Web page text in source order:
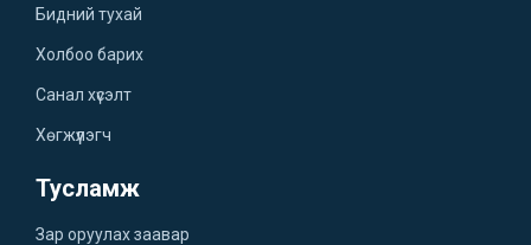
Бидний тухай
Холбоо барих
Санал хүсэлт
Хөгжүүлэгч
Тусламж
Зар оруулах заавар